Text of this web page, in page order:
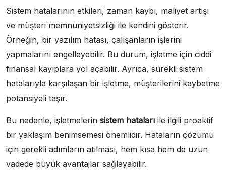
Sistem hatalarının etkileri, zaman kaybı, maliyet artışı
ve müşteri memnuniyetsizliği ile kendini gösterir.
Örneğin, bir yazılım hatası, çalışanların işlerini
yapmalarını engelleyebilir. Bu durum, işletme için ciddi
finansal kayıplara yol açabilir. Ayrıca, sürekli sistem
hatalarıyla karşılaşan bir işletme, müşterilerini kaybetme
potansiyeli taşır.
Bu nedenle, işletmelerin sistem hataları ile ilgili proaktif
bir yaklaşım benimsemesi önemlidir. Hataların çözümü
için gerekli adımların atılması, hem kısa hem de uzun
vadede büyük avantajlar sağlayabilir.